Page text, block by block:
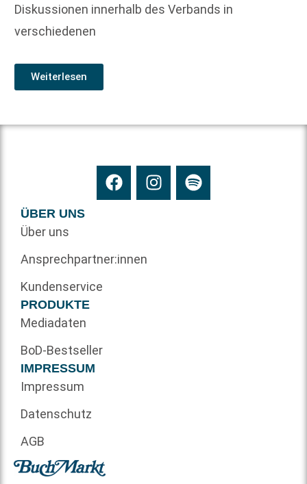
Diskussionen innerhalb des Verbands in
verschiedenen
Weiterlesen
ÜBER UNS
Über uns
Ansprechpartner:innen
Kundenservice
PRODUKTE
Mediadaten
BoD-Bestseller
IMPRESSUM
Impressum
Datenschutz
AGB